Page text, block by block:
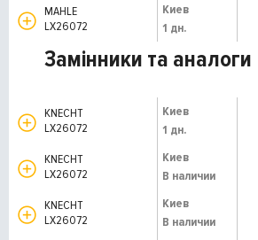
MAHLE
LX26072
Киев
1 дн.
Замінники та аналоги
KNECHT
LX26072
Киев
1 дн.
KNECHT
LX26072
Киев
В наличии
KNECHT
LX26072
Киев
В наличии